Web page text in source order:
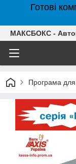
Готові
МАКСБОКС -
Програма